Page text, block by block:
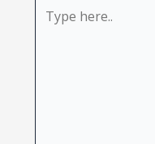
here..